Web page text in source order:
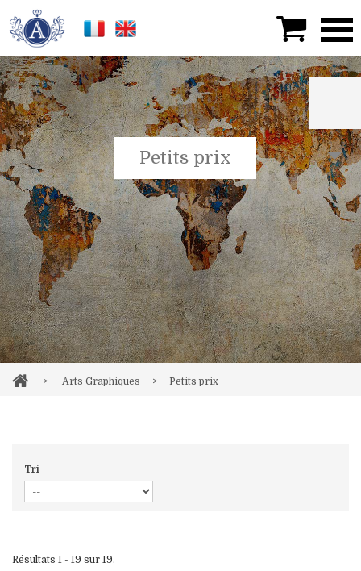
Petits prix
> Arts Graphiques > Petits prix
Tri
Résultats 1 - 19 sur 19.
